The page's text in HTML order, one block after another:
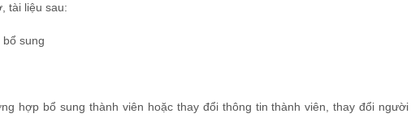
tài liệu sau:
sung
hợp bổ sung thành viên hoặc thay đổi thông tin thành viên, thay đổi người